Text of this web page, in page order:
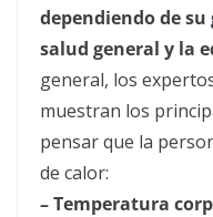
dependiendo de su
salud general y la
general, los
muestran los
pensar que la
de calor:
– Temperatura